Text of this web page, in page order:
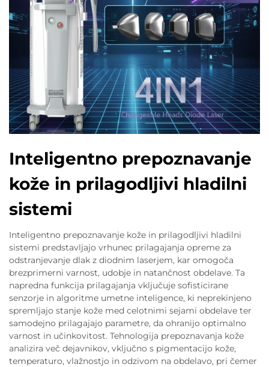
Inteligentno prepoznavanje
kože in prilagodljivi hladilni
sistemi
Inteligentno prepoznavanje kože in prilagodljivi hladilni
sistemi predstavljajo vrhunec prilagajanja opreme za
odstranjevanje dlak z diodnim laserjem, kar omogoča
brezprimerni varnost, udobje in natančnost obdelave. Ta
napredna funkcija prilagajanja vključuje sofisticirane
senzorje in algoritme umetne inteligence, ki neprekinjeno
spremljajo stanje kože med celotnimi sejami obdelave ter
samodejno prilagajajo parametre, da ohranijo optimalno
varnost in učinkovitost. Tehnologija prepoznavanja kože
analizira več dejavnikov, vključno s pigmentacijo kože,
temperaturo, vlažnostjo in odzivom na obdelavo, pri čemer